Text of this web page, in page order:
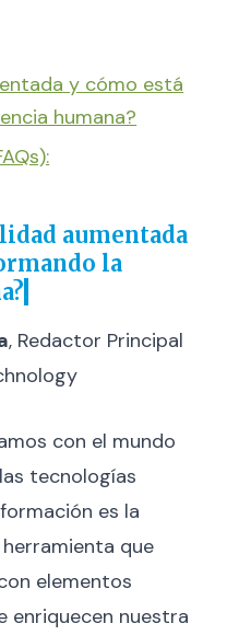
y cómo está
humana?
aumentada
la
, Redactor Principal
con el mundo
tecnologías
es la
herramienta que
elementos
enriquecen nuestra